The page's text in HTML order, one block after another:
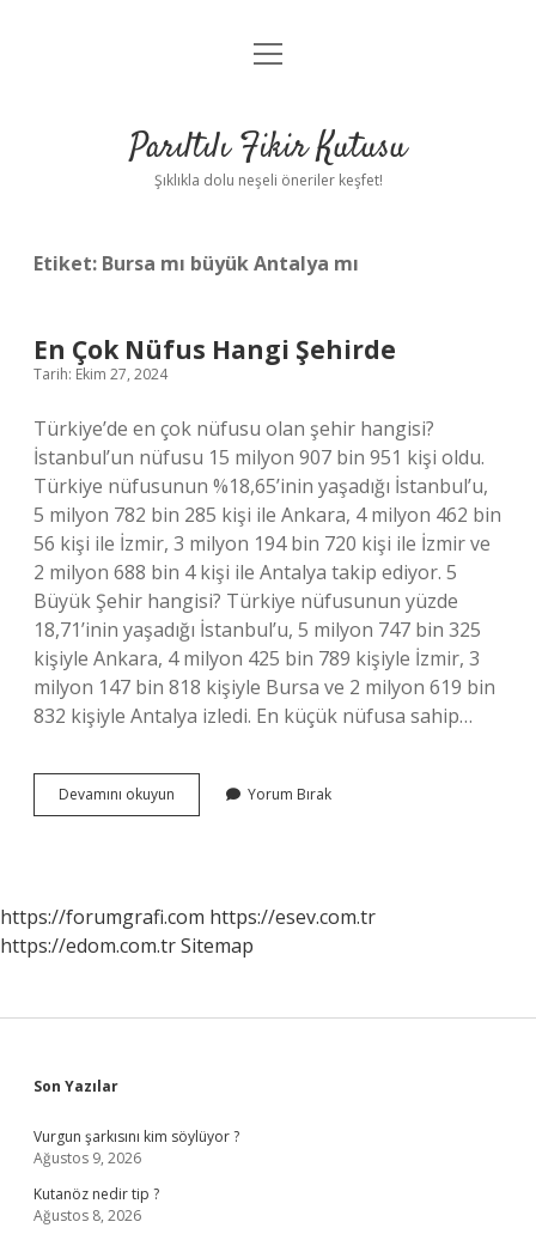
Anasayfa
Yasal Uyarı
menüyü
Parıltılı Fikir Kutusu
Şıklıkla dolu neşeli öneriler keşfet!
Etiket: Bursa mı büyük Antalya mı
En Çok Nüfus Hangi Şehirde
Tarih: Ekim 27, 2024
Türkiye’de en çok nüfusu olan şehir hangisi?
İstanbul’un nüfusu 15 milyon 907 bin 951 kişi oldu.
Türkiye nüfusunun %18,65’inin yaşadığı İstanbul’u,
5 milyon 782 bin 285 kişi ile Ankara, 4 milyon 462 bin
56 kişi ile İzmir, 3 milyon 194 bin 720 kişi ile İzmir ve
2 milyon 688 bin 4 kişi ile Antalya takip ediyor. 5
Büyük Şehir hangisi? Türkiye nüfusunun yüzde
18,71’inin yaşadığı İstanbul’u, 5 milyon 747 bin 325
kişiyle Ankara, 4 milyon 425 bin 789 kişiyle İzmir, 3
milyon 147 bin 818 kişiyle Bursa ve 2 milyon 619 bin
832 kişiyle Antalya izledi. En küçük nüfusa sahip…
Devamını okuyun
Çok
Yorum Bırak
https://forumgrafi.com https://esev.com.tr
https://edom.com.trSitemap
Sidebar
Son Yazılar
Vurgun şarkısını kim söylüyor ?
Ağustos 9, 2026
Kutanöz nedir tip ?
Ağustos 8, 2026